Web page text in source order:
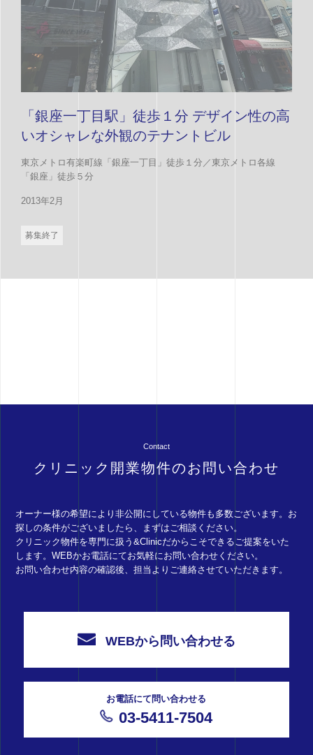
「銀座一丁目駅」徒歩１分 デザイン性の高
いオシャレな外観のテナントビル
東京メトロ有楽町線「銀座一丁目」徒歩１分／東京メトロ各線
「銀座」徒歩５分
2013年2月
募集終了
Contact
クリニック開業物件のお問い合わせ
オーナー様の希望により非公開にしている物件も多数ございます。お
探しの条件がございましたら、まずはご相談ください。
クリニック物件を専門に扱う&Clinicだからこそできるご提案をいた
します。WEBかお電話にてお気軽にお問い合わせください。
お問い合わせ内容の確認後、担当よりご連絡させていただきます。
WEBから問い合わせる
お電話にて問い合わせる
03-5411-7504